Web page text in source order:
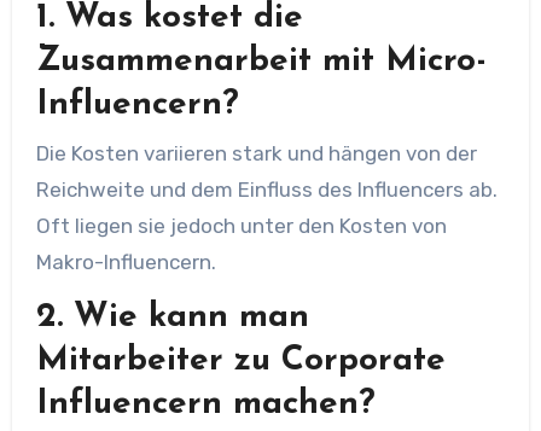
1. Was kostet die
Zusammenarbeit mit Micro-
Influencern?
Die Kosten variieren stark und hängen von der
Reichweite und dem Einfluss des Influencers ab.
Oft liegen sie jedoch unter den Kosten von
Makro-Influencern.
2. Wie kann man
Mitarbeiter zu Corporate
Influencern machen?